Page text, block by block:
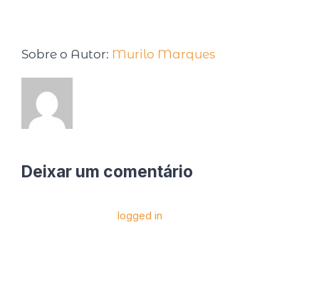
Sobre o Autor: Murilo Marques
Deixar um comentário
logged in